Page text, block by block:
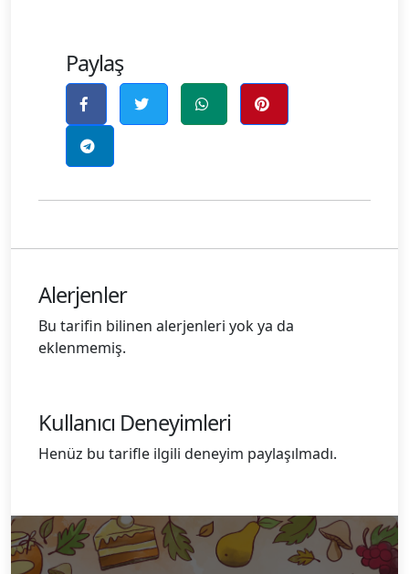
Paylaş
Alerjenler
Bu tarifin bilinen alerjenleri yok ya da
eklenmemiş.
Kullanıcı Deneyimleri
Henüz bu tarifle ilgili deneyim paylaşılmadı.